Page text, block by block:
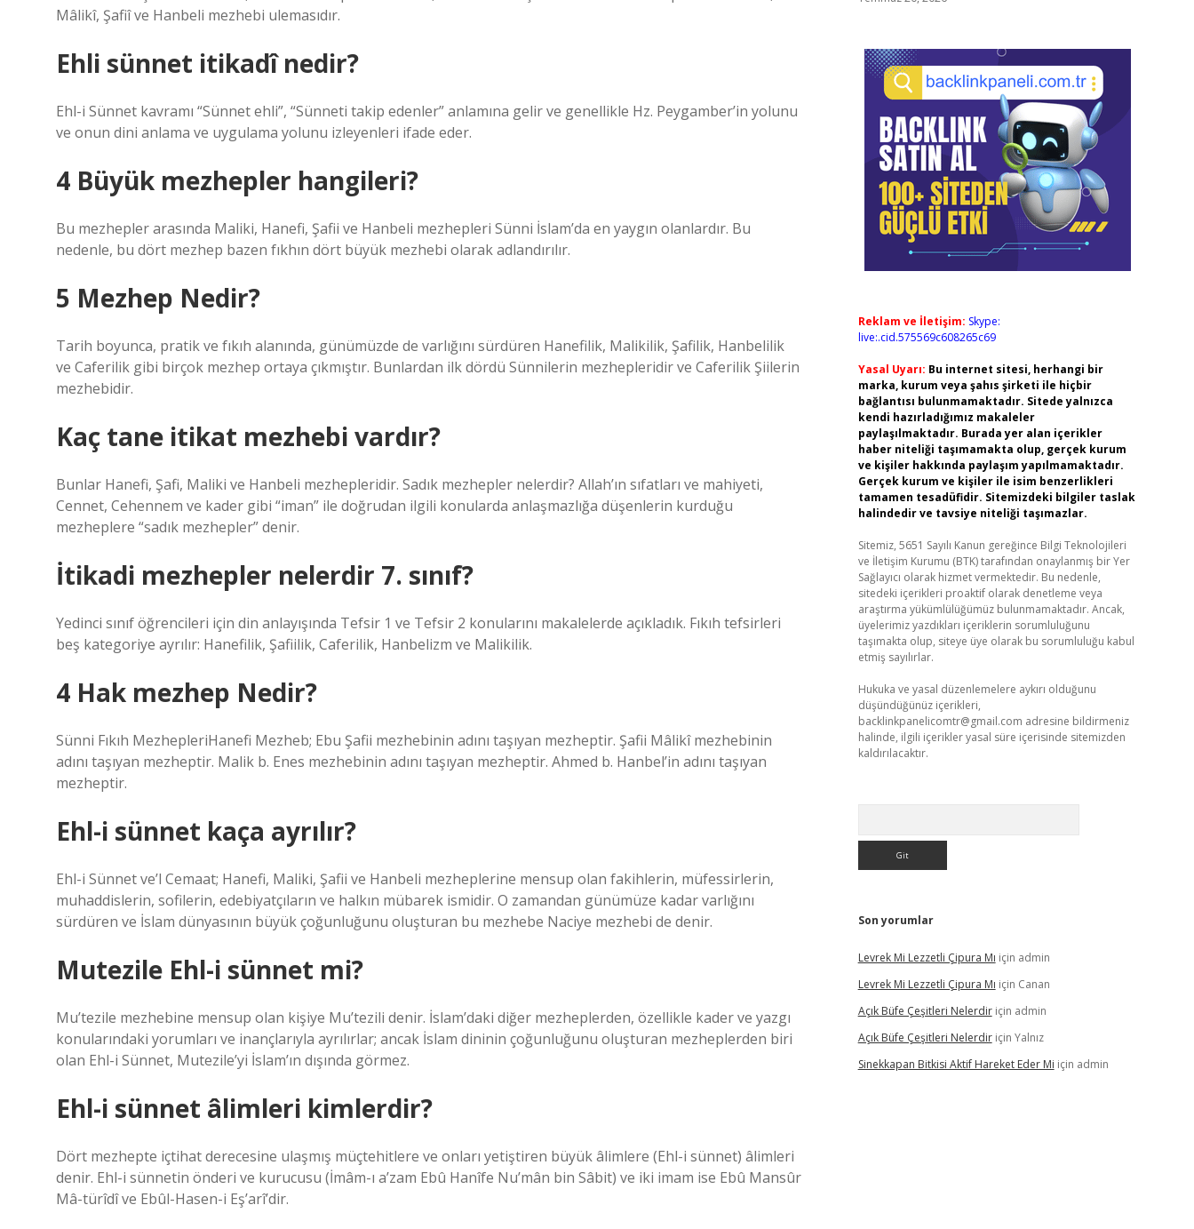
Mâlikî, Şafiî ve Hanbeli mezhebi ulemasıdır.
Ehli sünnet itikadî nedir?
Ehl-i Sünnet kavramı “Sünnet ehli”, “Sünneti takip edenler” anlamına gelir ve genellikle Hz. Peygamber’in yolunu
ve onun dini anlama ve uygulama yolunu izleyenleri ifade eder.
4 Büyük mezhepler hangileri?
Bu mezhepler arasında Maliki, Hanefi, Şafii ve Hanbeli mezhepleri Sünni İslam’da en yaygın olanlardır. Bu
nedenle, bu dört mezhep bazen fıkhın dört büyük mezhebi olarak adlandırılır.
5 Mezhep Nedir?
Tarih boyunca, pratik ve fıkıh alanında, günümüzde de varlığını sürdüren Hanefilik, Malikilik, Şafilik, Hanbelilik
ve Caferilik gibi birçok mezhep ortaya çıkmıştır. Bunlardan ilk dördü Sünnilerin mezhepleridir ve Caferilik Şiilerin
mezhebidir.
Kaç tane itikat mezhebi vardır?
Bunlar Hanefi, Şafi, Maliki ve Hanbeli mezhepleridir. Sadık mezhepler nelerdir? Allah’ın sıfatları ve mahiyeti,
Cennet, Cehennem ve kader gibi “iman” ile doğrudan ilgili konularda anlaşmazlığa düşenlerin kurduğu
mezheplere “sadık mezhepler” denir.
İtikadi mezhepler nelerdir 7. sınıf?
Yedinci sınıf öğrencileri için din anlayışında Tefsir 1 ve Tefsir 2 konularını makalelerde açıkladık. Fıkıh tefsirleri
beş kategoriye ayrılır: Hanefilik, Şafiilik, Caferilik, Hanbelizm ve Malikilik.
4 Hak mezhep Nedir?
Sünni Fıkıh MezhepleriHanefi Mezheb; Ebu Şafii mezhebinin adını taşıyan mezheptir. Şafii Mâlikî mezhebinin
adını taşıyan mezheptir. Malik b. Enes mezhebinin adını taşıyan mezheptir. Ahmed b. Hanbel’in adını taşıyan
mezheptir.
Ehl-i sünnet kaça ayrılır?
Ehl-i Sünnet ve’l Cemaat; Hanefi, Maliki, Şafii ve Hanbeli mezheplerine mensup olan fakihlerin, müfessirlerin,
muhaddislerin, sofilerin, edebiyatçıların ve halkın mübarek ismidir. O zamandan günümüze kadar varlığını
sürdüren ve İslam dünyasının büyük çoğunluğunu oluşturan bu mezhebe Naciye mezhebi de denir.
Mutezile Ehl-i sünnet mi?
Mu’tezile mezhebine mensup olan kişiye Mu’tezili denir. İslam’daki diğer mezheplerden, özellikle kader ve yazgı
konularındaki yorumları ve inançlarıyla ayrılırlar; ancak İslam dininin çoğunluğunu oluşturan mezheplerden biri
olan Ehl-i Sünnet, Mutezile’yi İslam’ın dışında görmez.
Ehl-i sünnet âlimleri kimlerdir?
Dört mezhepte içtihat derecesine ulaşmış müçtehitlere ve onları yetiştiren büyük âlimlere (Ehl-i sünnet) âlimleri
denir. Ehl-i sünnetin önderi ve kurucusu (İmâm-ı a’zam Ebû Hanîfe Nu’mân bin Sâbit) ve iki imam ise Ebû Mansûr
Mâ-türîdî ve Ebûl-Hasen-i Eş’arî’dir.
Reklam ve İletişim: Skype:
live:.cid.575569c608265c69
Yasal Uyarı: Bu internet sitesi, herhangi bir
marka, kurum veya şahıs şirketi ile hiçbir
bağlantısı bulunmamaktadır. Sitede yalnızca
kendi hazırladığımız makaleler
paylaşılmaktadır. Burada yer alan içerikler
haber niteliği taşımamakta olup, gerçek kurum
ve kişiler hakkında paylaşım yapılmamaktadır.
Gerçek kurum ve kişiler ile isim benzerlikleri
tamamen tesadüfidir. Sitemizdeki bilgiler taslak
halindedir ve tavsiye niteliği taşımazlar.
Sitemiz, 5651 Sayılı Kanun gereğince Bilgi Teknolojileri
ve İletişim Kurumu (BTK) tarafından onaylanmış bir Yer
Sağlayıcı olarak hizmet vermektedir. Bu nedenle,
sitedeki içerikleri proaktif olarak denetleme veya
araştırma yükümlülüğümüz bulunmamaktadır. Ancak,
üyelerimiz yazdıkları içeriklerin sorumluluğunu
taşımakta olup, siteye üye olarak bu sorumluluğu kabul
etmiş sayılırlar.
Hukuka ve yasal düzenlemelere aykırı olduğunu
düşündüğünüz içerikleri,
backlinkpanelicomtr@gmail.com adresine bildirmeniz
halinde, ilgili içerikler yasal süre içerisinde sitemizden
kaldırılacaktır.
Son yorumlar
Levrek Mi Lezzetli Çipura Mı için admin
Levrek Mi Lezzetli Çipura Mı için Canan
Açık Büfe Çeşitleri Nelerdiriçin admin
Açık Büfe Çeşitleri Nelerdiriçin Yalnız
Sinekkapan Bitkisi Aktif Hareket Eder Mi için admin